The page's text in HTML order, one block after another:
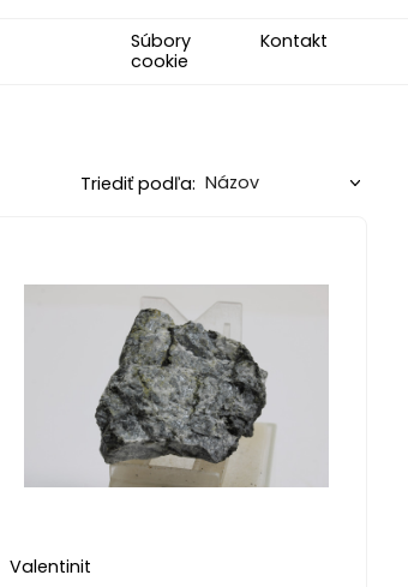
Súbory
cookie
Kontakt
Triediť podľa:
Valentinit